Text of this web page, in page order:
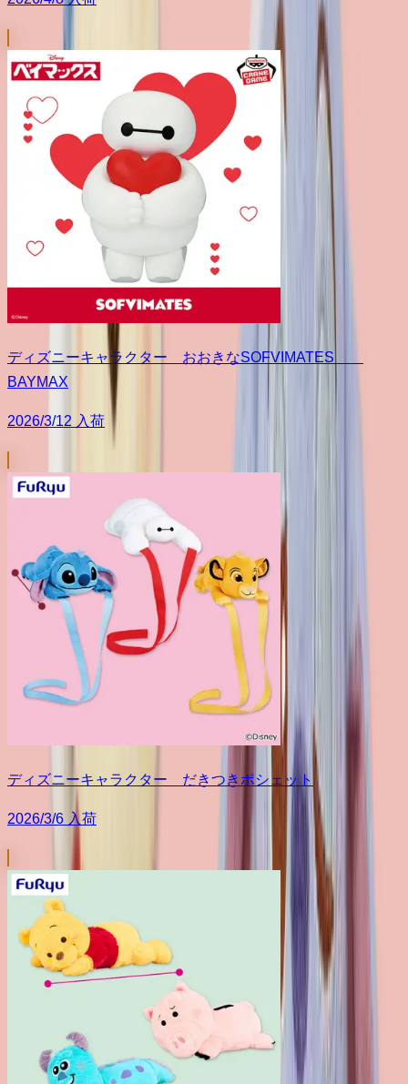
ディズニーキャラクター おおきなSOFVIMATES
BAYMAX
2026/3/12 入荷
ディズニーキャラクター だきつきポシェット
2026/3/6 入荷